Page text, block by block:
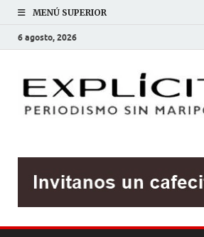
MENÚ SUPERIOR
6 agosto, 2026